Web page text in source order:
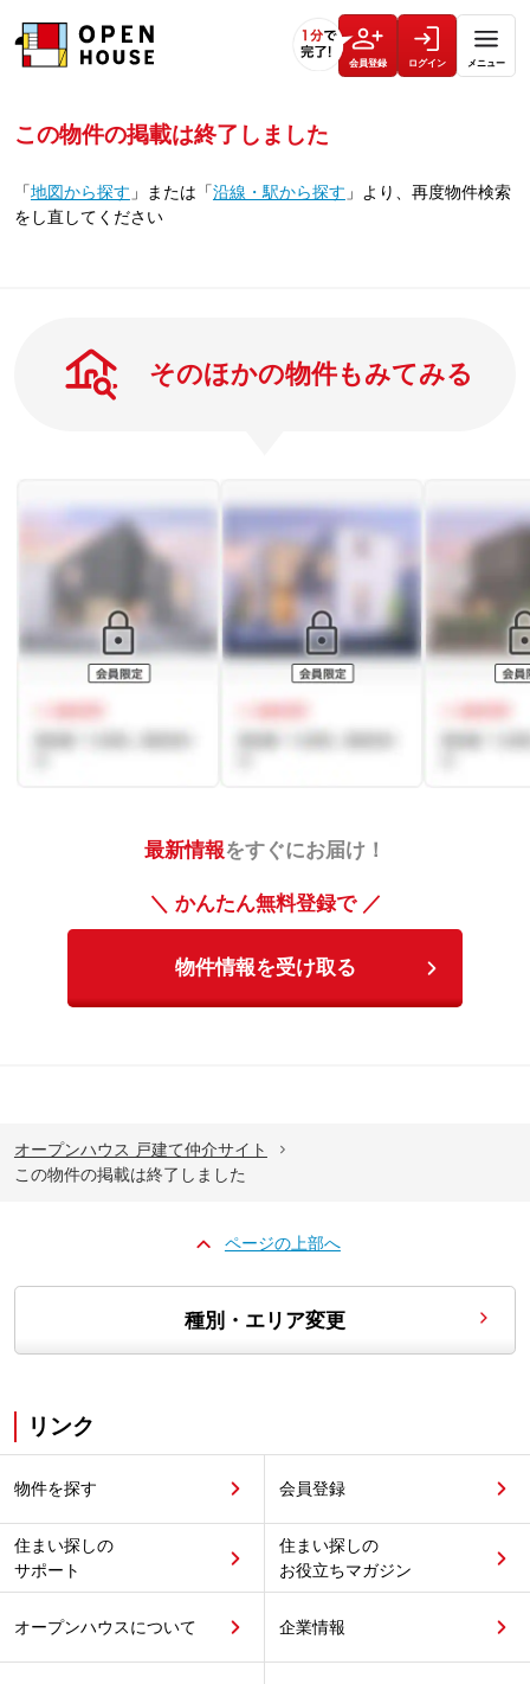
会員登録 ログイン メニュー
この物件の掲載は終了しました
「地図から探す 」 または 「沿線・駅から探す 」 より、再度物件検索
をし直してください
そのほかの物件もみてみる
最新情報をすぐにお届け！
＼ かんたん無料登録で ／
物件情報を受け取る
オープンハウス 戸建て仲介サイト
この物件の掲載は終了しました
ページの上部へ
種別・エリア変更
リンク
物件を探す 会員登録
住まい探しの
サポート
住まい探しの
お役立ちマガジン
オープンハウスについて 企業情報